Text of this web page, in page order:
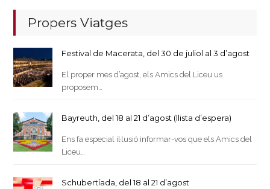
Propers Viatges
Festival de Macerata, del 30 de juliol al 3 d’agost
El proper mes d’agost, els Amics del Liceu us
proposem…
Bayreuth, del 18 al 21 d’agost (llista d’espera)
Ens fa especial il·lusió informar-vos que els Amics del
Liceu…
Schubertíada, del 18 al 21 d’agost